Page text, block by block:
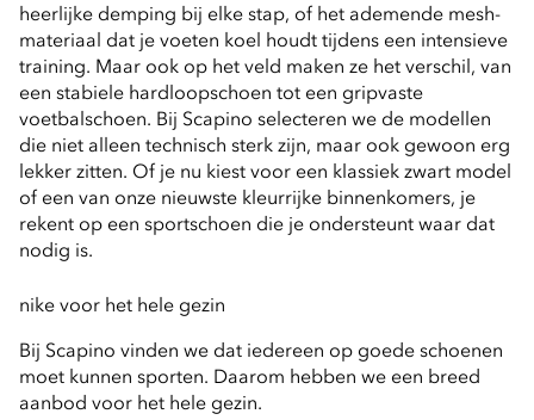
heerlijke demping bij elke stap, of het ademende mesh-
materiaal dat je voeten koel houdt tijdens een intensieve
training. Maar ook op het veld maken ze het verschil, van
een stabiele hardloopschoen tot een gripvaste
voetbalschoen. Bij Scapino selecteren we de modellen
die niet alleen technisch sterk zijn, maar ook gewoon erg
lekker zitten. Of je nu kiest voor een klassiek zwart model
of een van onze nieuwste kleurrijke binnenkomers, je
rekent op een sportschoen die je ondersteunt waar dat
nodig is.
nike voor het hele gezin
Bij Scapino vinden we dat iedereen op goede schoenen
moet kunnen sporten. Daarom hebben we een breed
aanbod voor het hele gezin.